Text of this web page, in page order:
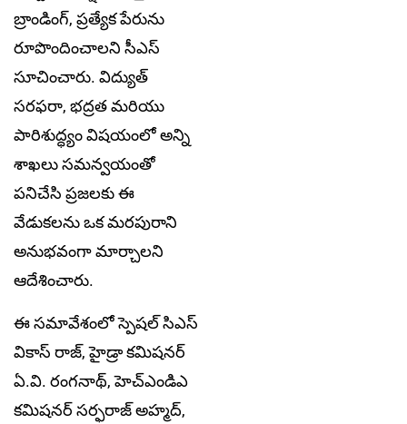
బ్రాండింగ్, ప్రత్యేక పేరును
రూపొందించాలని సీఎస్
సూచించారు. విద్యుత్
సరఫరా, భద్రత మరియు
పారిశుద్ధ్యం విషయంలో అన్ని
శాఖలు సమన్వయంతో
పనిచేసి ప్రజలకు ఈ
వేడుకలను ఒక మరపురాని
అనుభవంగా మార్చాలని
ఆదేశించారు.
ఈ సమావేశంలో స్పెషల్ సిఎస్
వికాస్ రాజ్, హైడ్రా కమిషనర్
ఏ.వి. రంగనాథ్, హెచ్ఎండిఎ
కమిషనర్ సర్ఫరాజ్ అహ్మద్,